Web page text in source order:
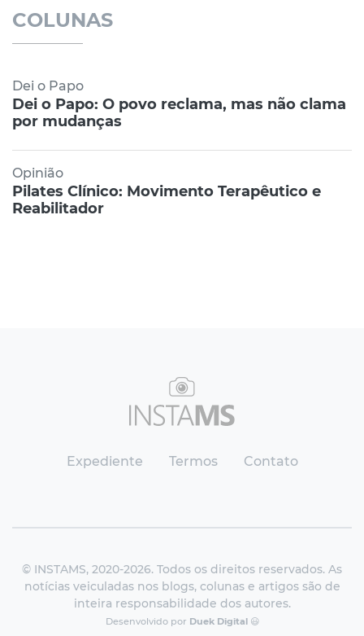
COLUNAS
Dei o Papo
Dei o Papo: O povo reclama, mas não clama
por mudanças
Opinião
Pilates Clínico: Movimento Terapêutico e
Reabilitador
Expediente Termos Contato
© INSTAMS, 2020-2026. Todos os direitos reservados. As
notícias veiculadas nos blogs, colunas e artigos são de
inteira responsabilidade dos autores.
Desenvolvido por Duek Digital😃